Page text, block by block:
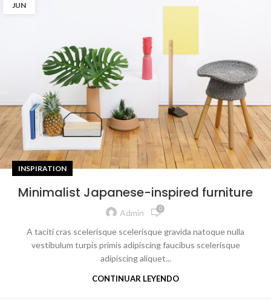
JUN
INSPIRATION
Minimalist Japanese-inspired furniture
Admin 0
A taciti cras scelerisque scelerisque gravida natoque nulla
vestibulum turpis primis adipiscing faucibus scelerisque
adipiscing aliquet...
CONTINUAR LEYENDO